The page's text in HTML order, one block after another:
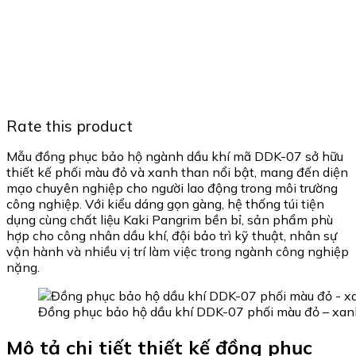
Rate this product
Mẫu đồng phục bảo hộ ngành dầu khí mã DDK-07 sở hữu
thiết kế phối màu đỏ và xanh than nổi bật, mang đến diện
mạo chuyên nghiệp cho người lao động trong môi trường
công nghiệp. Với kiểu dáng gọn gàng, hệ thống túi tiện
dụng cùng chất liệu Kaki Pangrim bền bỉ, sản phẩm phù
hợp cho công nhân dầu khí, đội bảo trì kỹ thuật, nhân sự
vận hành và nhiều vị trí làm việc trong ngành công nghiệp
nặng.
Đồng phục bảo hộ dầu khí DDK-07 phối màu đỏ –
Mô tả chi tiết thiết kế đồng phục